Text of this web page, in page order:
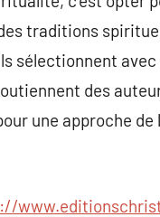
traditions
sélectionnent
des
une approche